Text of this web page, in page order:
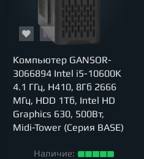
Компьютер GANSOR-
3066894 Intel i5-10600K
4.1 ГГц, H410, 8Гб 2666
МГц, HDD 1Тб, Intel HD
Graphics 630, 500Вт,
Midi-Tower (Серия BASE)
Наличие: